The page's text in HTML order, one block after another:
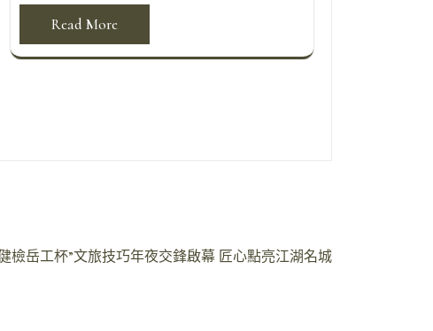
Read More
檢岳工杯”文旅技巧年夜交鋒啟幕 匠心點亮江湖名城